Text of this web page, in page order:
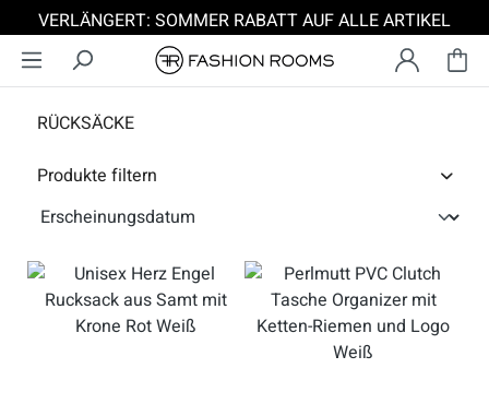
Zum Hauptinhalt springen
VERLÄNGERT: SOMMER RABATT AUF ALLE ARTIKEL
RÜCKSÄCKE
Produkte filtern